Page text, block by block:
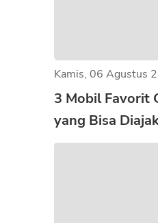
Kamis, 06 Agustus
3 Mobil Favorit
yang Bisa